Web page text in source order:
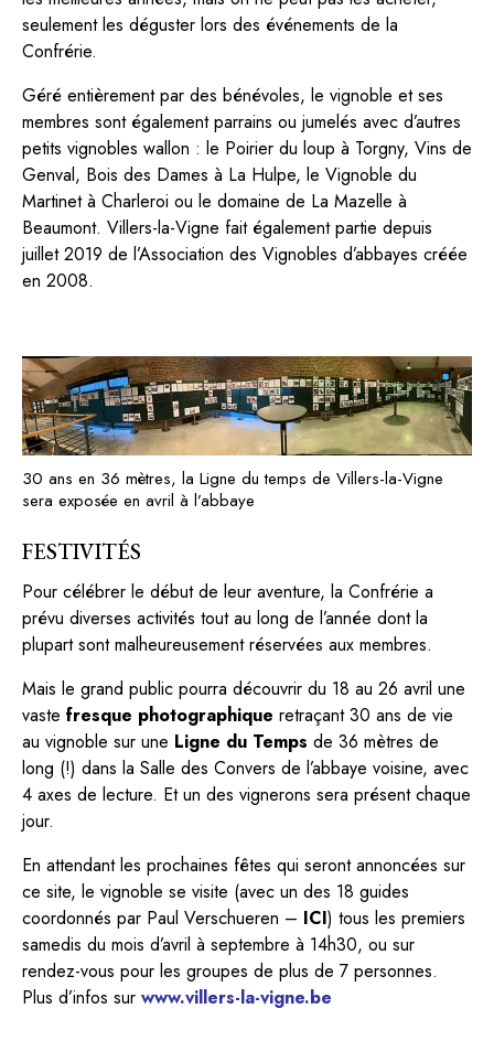
seulement les déguster lors des événements de la
Confrérie.
Géré entièrement par des bénévoles, le vignoble et ses
membres sont également parrains ou jumelés avec d’autres
petits vignobles wallon : le Poirier du loup à Torgny, Vins de
Genval, Bois des Dames à La Hulpe, le Vignoble du
Martinet à Charleroi ou le domaine de La Mazelle à
Beaumont. Villers-la-Vigne fait également partie depuis
juillet 2019 de l’Association des Vignobles d’abbayes créée
en 2008.
30 ans en 36 mètres, la Ligne du temps de Villers-la-Vigne
sera exposée en avril à l’abbaye
FESTIVITÉS
Pour célébrer le début de leur aventure, la Confrérie a
prévu diverses activités tout au long de l’année dont la
plupart sont malheureusement réservées aux membres.
Mais le grand public pourra découvrir du 18 au 26 avril une
vaste fresque photographique retraçant 30 ans de vie
au vignoble sur une Ligne du Temps de 36 mètres de
long (!) dans la Salle des Convers de l’abbaye voisine, avec
4 axes de lecture. Et un des vignerons sera présent chaque
jour.
En attendant les prochaines fêtes qui seront annoncées sur
ce site, le vignoble se visite (avec un des 18 guides
coordonnés par Paul Verschueren – ICI) tous les premiers
samedis du mois d’avril à septembre à 14h30, ou sur
rendez-vous pour les groupes de plus de 7 personnes.
Plus d’infos sur www.villers-la-vigne.be